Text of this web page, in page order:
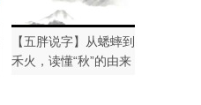
【五胖说字】从蟋蟀到
禾火，读懂“秋”的由来